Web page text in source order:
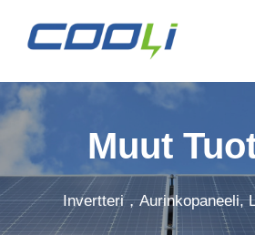
sisältöön
Muut
Invertteri，Aurinkopaneeli,